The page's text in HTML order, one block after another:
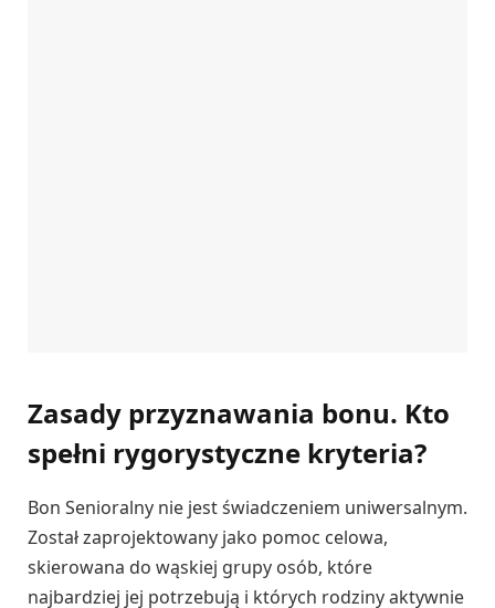
Zasady przyznawania bonu. Kto
spełni rygorystyczne kryteria?
Bon Senioralny nie jest świadczeniem uniwersalnym.
Został zaprojektowany jako pomoc celowa,
skierowana do wąskiej grupy osób, które
najbardziej jej potrzebują i których rodziny aktywnie